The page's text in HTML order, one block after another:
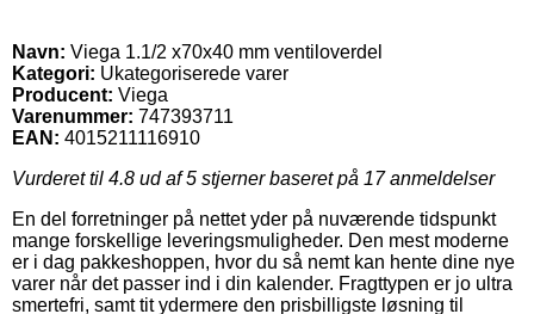
Navn: Viega 1.1/2 x70x40 mm ventiloverdel
Kategori: Ukategoriserede varer
Producent: Viega
Varenummer: 747393711
EAN: 4015211116910
Vurderet til 4.8 ud af 5 stjerner baseret på 17anmeldelser
En del forretninger på nettet yder på nuværende tidspunkt
mange forskellige leveringsmuligheder. Den mest moderne
er i dag pakkeshoppen, hvor du så nemt kan hente dine nye
varer når det passer ind i din kalender. Fragttypen er jo ultra
smertefri, samt tit ydermere den prisbilligste løsning til